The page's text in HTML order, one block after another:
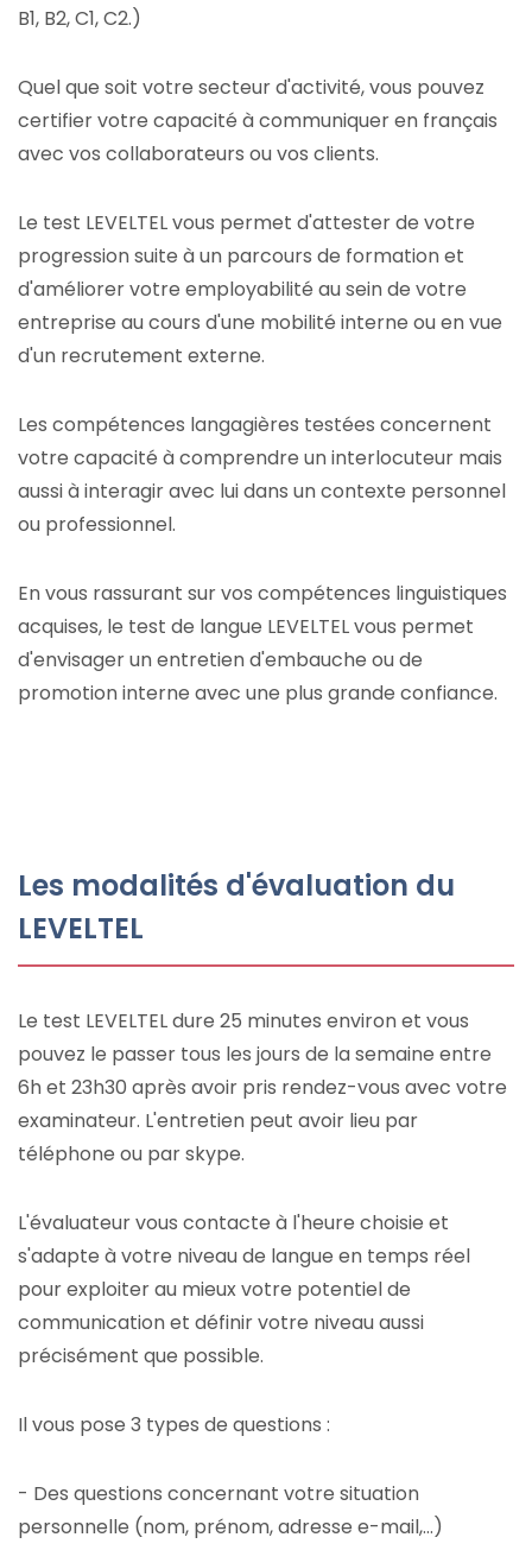
B1, B2, C1, C2.)
Quel que soit votre secteur d'activité, vous pouvez
certifier votre capacité à communiquer en français
avec vos collaborateurs ou vos clients.
Le test LEVELTEL vous permet d'attester de votre
progression suite à un parcours de formation et
d'améliorer votre employabilité au sein de votre
entreprise au cours d'une mobilité interne ou en vue
d'un recrutement externe.
Les compétences langagières testées concernent
votre capacité à comprendre un interlocuteur mais
aussi à interagir avec lui dans un contexte personnel
ou professionnel.
En vous rassurant sur vos compétences linguistiques
acquises, le test de langue LEVELTEL vous permet
d'envisager un entretien d'embauche ou de
promotion interne avec une plus grande confiance.
Les modalités d'évaluation du
LEVELTEL
Le test LEVELTEL dure 25 minutes environ et vous
pouvez le passer tous les jours de la semaine entre
6h et 23h30 après avoir pris rendez-vous avec votre
examinateur. L'entretien peut avoir lieu par
téléphone ou par skype.
L'évaluateur vous contacte à l'heure choisie et
s'adapte à votre niveau de langue en temps réel
pour exploiter au mieux votre potentiel de
communication et définir votre niveau aussi
précisément que possible.
Il vous pose 3 types de questions :
- Des questions concernant votre situation
personnelle (nom, prénom, adresse e-mail,…)